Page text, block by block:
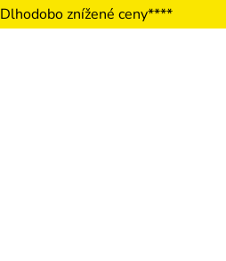
Dlhodobo znížené ceny****